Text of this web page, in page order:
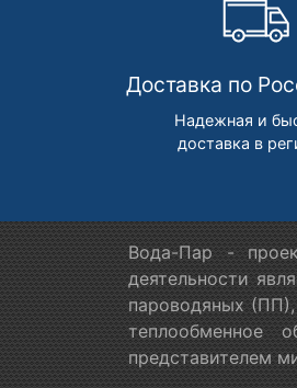
Доставка по
Надежная и
доставка в
Вода-Пар -
деятельности
пароводяных (ПП),
теплообменное
представителем